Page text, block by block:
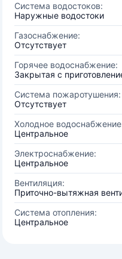
Система водостоков:
Наружные водостоки
Газоснабжение:
Отсутствует
Горячее водоснабжение:
Закрытая с
Система пожаротушения:
Отсутствует
Холодное
Центральное
Электроснабжение:
Центральное
Вентиляция:
Приточно-вытяжная
Система отопления:
Центральное